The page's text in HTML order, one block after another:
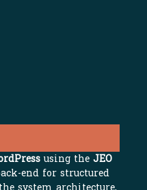
using theJEO
end for structured